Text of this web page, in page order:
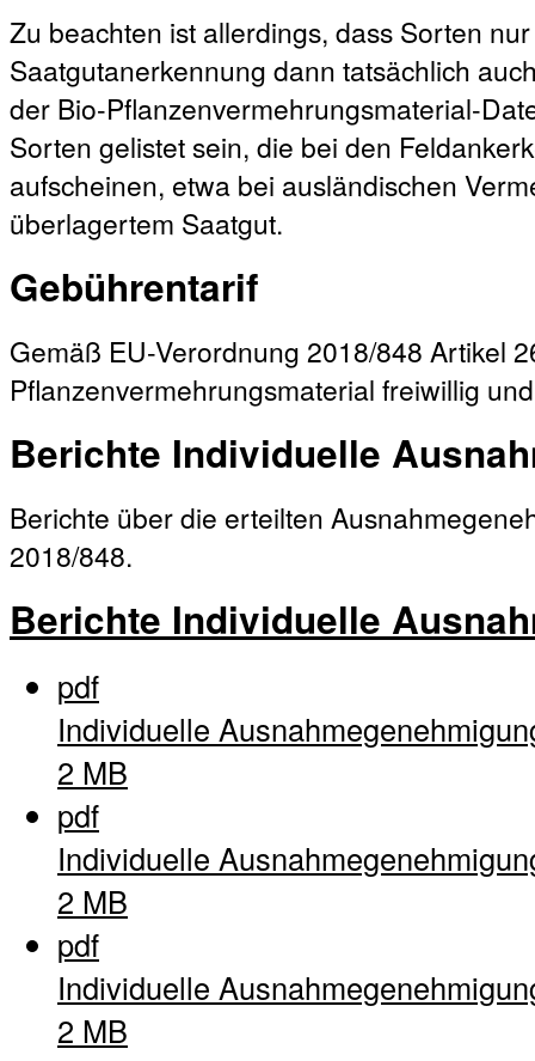
Zu beachten ist allerdings, dass Sorten
Saatgutanerkennung dann tatsächlich
der Bio-Pflanzenvermehrungsmaterial-
Sorten gelistet sein, die bei den
aufscheinen, etwa bei ausländischen
überlagertem Saatgut.
Gebührentarif
Gemäß EU-Verordnung 2018/848 Artikel
Pflanzenvermehrungsmaterial freiwillig
Berichte Individuelle
Berichte über die erteilten
2018/848.
Berichte Individuelle
pdf
Individuelle
2 MB
pdf
Individuelle
2 MB
pdf
Individuelle
2 MB